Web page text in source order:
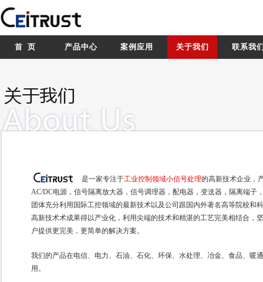
首 页 产品中心 案例应用 关于我们 联系我
是一家专注于工业控制领域小信号处理的高新技术企业，
AC/DC电源，信号隔离放大器，信号调理器，配电器，变送器，隔离端子
团体充分利用国际工控领域的最新技术以及公司跟国内外著名高等院校和
高新技术术成果得以产业化，利用尖端的技术和精湛的工艺完美相结合，
户提供更完美，更简单的解决方案。
我们的产品在电信、电力、石油、石化、环保、水处理、冶金、食品、暖
用。